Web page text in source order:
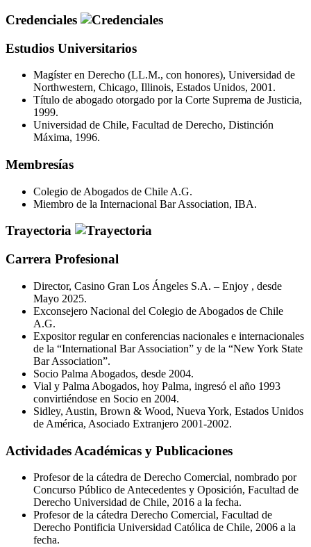
Credenciales
Estudios Universitarios
Magíster en Derecho (LL.M., con honores), Universidad de
Northwestern, Chicago, Illinois, Estados Unidos, 2001.
Título de abogado otorgado por la Corte Suprema de Justicia,
1999.
Universidad de Chile, Facultad de Derecho, Distinción
Máxima, 1996.
Membresías
Colegio de Abogados de Chile A.G.
Miembro de la Internacional Bar Association, IBA.
Trayectoria
Carrera Profesional
Director, Casino Gran Los Ángeles S.A. – Enjoy , desde
Mayo 2025.
Exconsejero Nacional del Colegio de Abogados de Chile
A.G.
Expositor regular en conferencias nacionales e internacionales
de la “International Bar Association” y de la “New York State
Bar Association”.
Socio Palma Abogados, desde 2004.
Vial y Palma Abogados, hoy Palma, ingresó el año 1993
convirtiéndose en Socio en 2004.
Sidley, Austin, Brown & Wood, Nueva York, Estados Unidos
de América, Asociado Extranjero 2001-2002.
Actividades Académicas y Publicaciones
Profesor de la cátedra de Derecho Comercial, nombrado por
Concurso Público de Antecedentes y Oposición, Facultad de
Derecho Universidad de Chile, 2016 a la fecha.
Profesor de la cátedra Derecho Comercial, Facultad de
Derecho Pontificia Universidad Católica de Chile, 2006 a la
fecha.